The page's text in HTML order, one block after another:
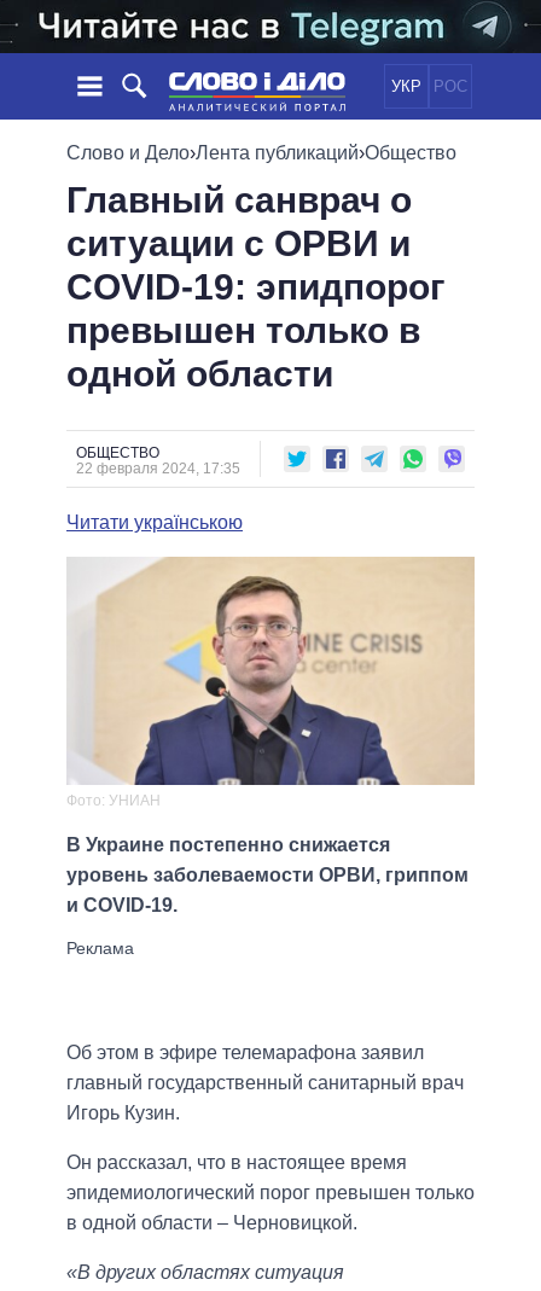
УКР РОС
НОВОСТИ
ЛЕНТА
СОБЫТИЯ
СТАТЬИ
ОБЗОРЫ
ДАЙДЖЕСТЫ
ПОЛИТИКА
ЭКОНОМИКА
ОБЩЕСТВО
МИР
ОБЕЩАНИЯ
ПОЛИТИКИ
ПРЕЗИДЕНТ И ОФИС
ВЕРХОВНАЯ РАДА
ГЛАВЫ ОБЛАДМИНИСТРАЦИЙ
МЭРЫ
ВСЕ ПЕРСОНЫ
ИНФОГРАФИКА
ВИДЕО
СРАВНЕНИЕ ПОЛИТИКОВ
Слово и Дело›Лента публикаций›Общество
Главный санврач о
ситуации с ОРВИ и
COVID-19: эпидпорог
превышен только в
одной области
ОБЩЕСТВО
22 февраля 2024, 17:35
Читати українською
Фото: УНИАН
В Украине постепенно снижается
уровень заболеваемости ОРВИ, гриппом
и COVID-19.
Об этом в эфире телемарафона заявил
главный государственный санитарный врач
Игорь Кузин.
Он рассказал, что в настоящее время
эпидемиологический порог превышен только
в одной области – Черновицкой.
«В других областях ситуация